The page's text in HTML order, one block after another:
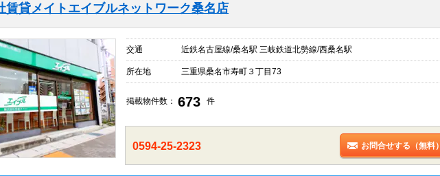
賃貸メイトエイブルネットワーク桑名店
交通 近鉄名古屋線/桑名駅 三岐鉄道北勢線/西桑名駅
所在地 三重県桑名市寿町３丁目73
掲載物件数： 673 件
0594-25-2323 お問合せする（無料）